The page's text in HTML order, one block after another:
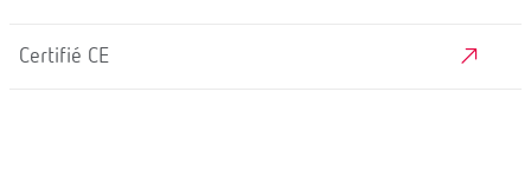
Certifié CE